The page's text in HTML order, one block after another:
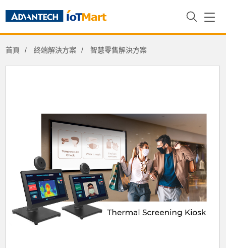
首頁 終端解決方案 智慧零售解決方案